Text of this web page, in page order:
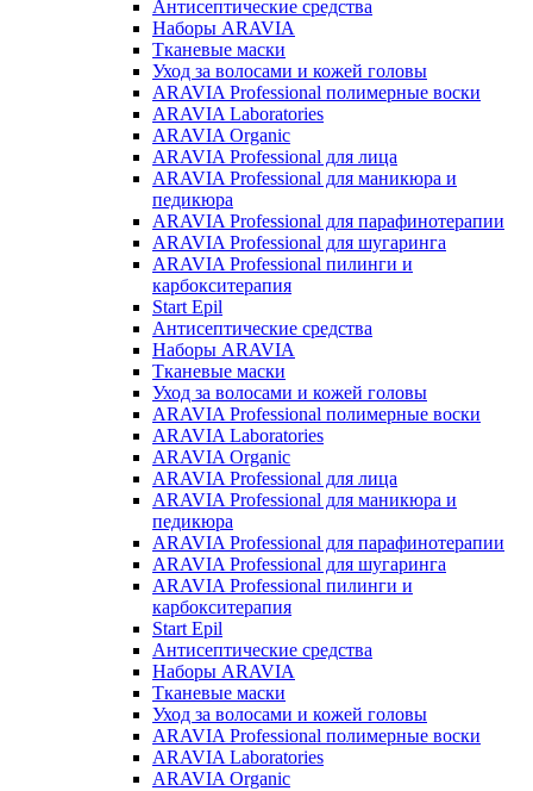
Антисептические средства
Наборы ARAVIA
Тканевые маски
Уход за волосами и кожей головы
ARAVIA Professional полимерные воски
ARAVIA Laboratories
ARAVIA Organic
ARAVIA Professional для лица
ARAVIA Professional для маникюра и
педикюра
ARAVIA Professional для парафинотерапии
ARAVIA Professional для шугаринга
ARAVIA Professional пилинги и
карбокситерапия
Start Epil
Антисептические средства
Наборы ARAVIA
Тканевые маски
Уход за волосами и кожей головы
ARAVIA Professional полимерные воски
ARAVIA Laboratories
ARAVIA Organic
ARAVIA Professional для лица
ARAVIA Professional для маникюра и
педикюра
ARAVIA Professional для парафинотерапии
ARAVIA Professional для шугаринга
ARAVIA Professional пилинги и
карбокситерапия
Start Epil
Антисептические средства
Наборы ARAVIA
Тканевые маски
Уход за волосами и кожей головы
ARAVIA Professional полимерные воски
ARAVIA Laboratories
ARAVIA Organic